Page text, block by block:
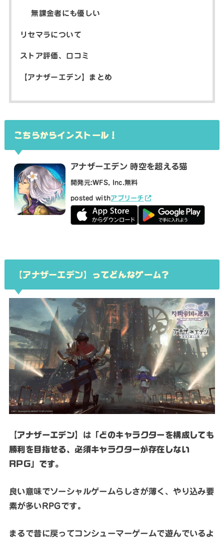
無課金者にも優しい
リセマラについて
ストア評価、口コミ
【アナザーエデン】まとめ
こちらからインストール！
アナザーエデン 時空を超える猫
開発元:WFS, Inc.無料
posted withアプリーチ
【アナザーエデン】ってどんなゲーム？
【アナザーエデン】は 「どのキャラクターを構成しても
勝利を目指せる、必須キャラクターが存在しない
RPG」です。
良い意味でソーシャルゲームらしさが薄く、やり込み要
素が多いRPGです。
まるで昔に戻ってコンシューマーゲームで遊んでいるよ